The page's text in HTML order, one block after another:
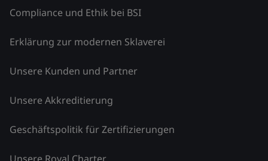
Compliance und Ethik bei BSI
Erklärung zur modernen Sklaverei
Unsere Kunden und Partner
Unsere Akkreditierung
Geschäftspolitik für Zertifizierungen